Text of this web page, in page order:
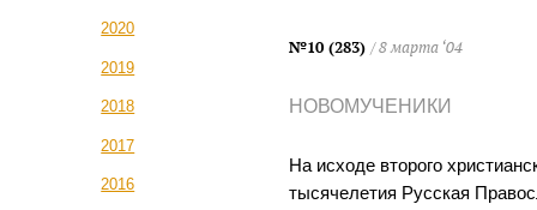
2020
2019
2018
2017
2016
№10 (283) / 8 марта ‘04
НОВОМУЧЕНИКИ
На исходе второго
тысячелетия Русская